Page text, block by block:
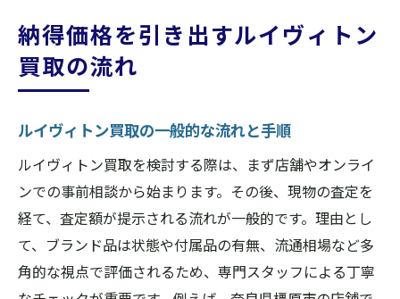
納得価格を引き出すルイヴィトン
買取の流れ
ルイヴィトン買取の一般的な流れと手順
ルイヴィトン買取を検討する際は、まず店舗やオンライ
ンでの事前相談から始まります。その後、現物の査定を
経て、査定額が提示される流れが一般的です。理由とし
て、ブランド品は状態や付属品の有無、流通相場など多
角的な視点で評価されるため、専門スタッフによる丁寧